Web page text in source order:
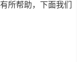
所帮助，下面我们